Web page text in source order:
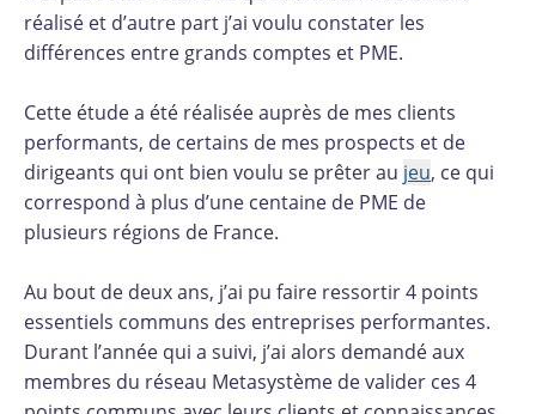
réalisé et d’autre part j’ai voulu constater les
différences entre grands comptes et PME.
Cette étude a été réalisée auprès de mes clients
performants, de certains de mes prospects et de
dirigeants qui ont bien voulu se prêter au jeu, ce qui
correspond à plus d’une centaine de PME de
plusieurs régions de France.
Au bout de deux ans, j’ai pu faire ressortir 4 points
essentiels communs des entreprises performantes.
Durant l’année qui a suivi, j’ai alors demandé aux
membres du réseau Metasystème de valider ces 4